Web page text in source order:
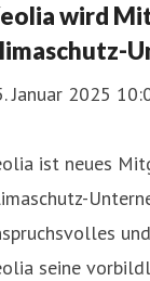
wird
Januar 2025
ist neues
seine